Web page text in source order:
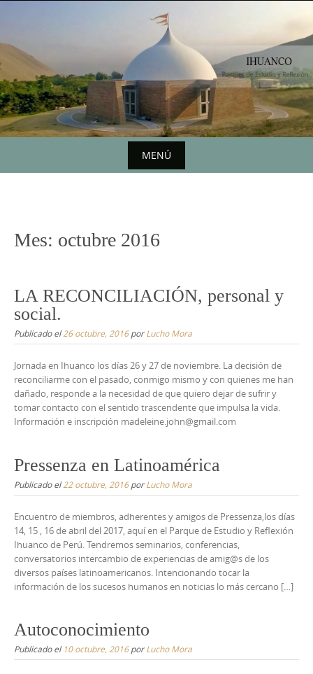
contenido
MENÚ
Mes: octubre 2016
LA RECONCILIACIÓN, personal y
social.
Publicado el26 octubre, 2016porLucho Mora
Jornada en Ihuanco los días 26 y 27 de noviembre. La decisión de
reconciliarme con el pasado, conmigo mismo y con quienes me han
dañado, responde a la necesidad de que quiero dejar de sufrir y
tomar contacto con el sentido trascendente que impulsa la vida.
Información e inscripción madeleine.john@gmail.com
Pressenza en Latinoamérica
Publicado el22 octubre, 2016porLucho Mora
Encuentro de miembros, adherentes y amigos de Pressenza,los días
14, 15 , 16 de abril del 2017, aquí en el Parque de Estudio y Reflexión
Ihuanco de Perú. Tendremos seminarios, conferencias,
conversatorios intercambio de experiencias de amig@s de los
diversos países latinoamericanos. Intencionando tocar la
información de los sucesos humanos en noticias lo más cercano […]
Autoconocimiento
Publicado el 10 octubre, 2016porLucho Mora